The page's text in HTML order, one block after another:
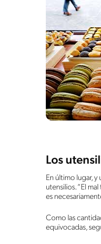
Los
En último lugar,
utensilios. “El
es
Como las
equivocadas,